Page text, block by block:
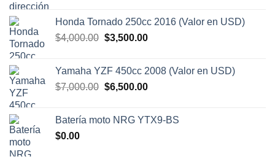
Honda Tornado 250cc 2016 (Valor en USD)
$4,000.00 El
era:
$4,000.00.
$3,500.00El
es:
$3,500.00.
Yamaha YZF 450cc 2008 (Valor en USD)
$7,000.00 El
era:
$6,500.00El
es:
Batería moto NRG YTX9-BS
$0.00